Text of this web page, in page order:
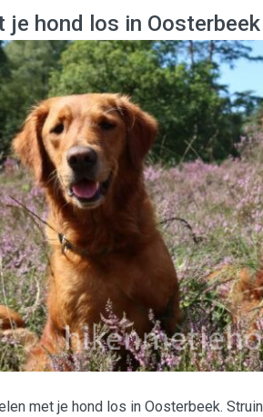
je hond los in Oosterbeek
met je hond los in Oosterbeek.